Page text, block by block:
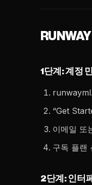
1단계: 계정
“Get
이메일 또
구독 플랜
2단계: 인터